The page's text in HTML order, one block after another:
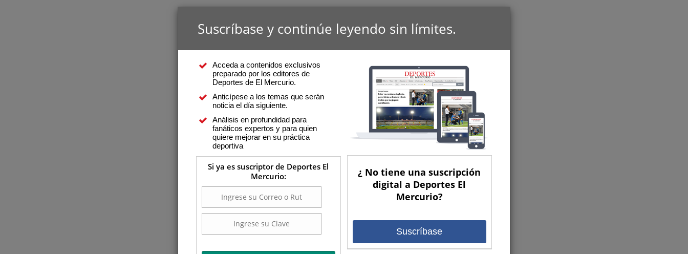
Suscríbase y continúe leyendo sin límites.
Acceda a contenidos exclusivos
preparado por los editores de
Deportes de El Mercurio.
Anticípese a los temas que serán
noticia el día siguiente.
Análisis en profundidad para
fanáticos expertos y para quien
quiere mejorar en su práctica
deportiva
Si ya es suscriptor de Deportes El
Mercurio:
¿ No tiene una suscripción
digital a Deportes El
Mercurio?
Suscríbase